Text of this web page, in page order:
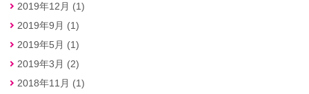
2019年12月 (1)
2019年9月 (1)
2019年5月 (1)
2019年3月 (2)
2018年11月 (1)